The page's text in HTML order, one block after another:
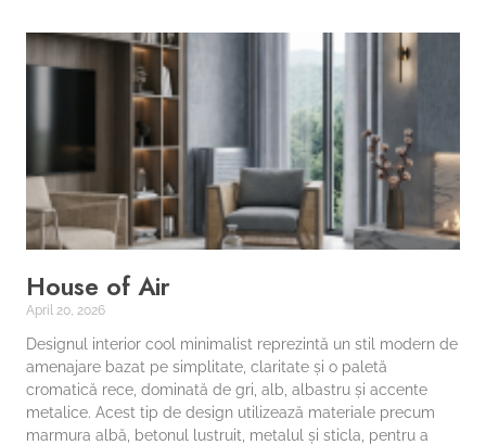
House of Air
April 20, 2026
Designul interior cool minimalist reprezintă un stil modern de
amenajare bazat pe simplitate, claritate și o paletă
cromatică rece, dominată de gri, alb, albastru și accente
metalice. Acest tip de design utilizează materiale precum
marmura albă, betonul lustruit, metalul și sticla, pentru a